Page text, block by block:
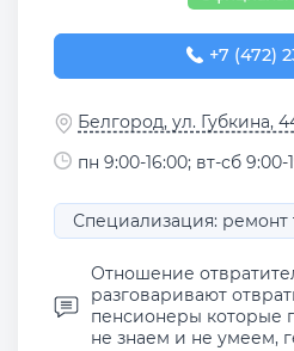
+7 (472)
+7 (472)
Белгород, ул. Губкина,
пн 9:00-16:00; вт-сб 9:00-
Специализация: ремонт
Отношение
разговаривают
пенсионеры которые
не знаем и не умеем,